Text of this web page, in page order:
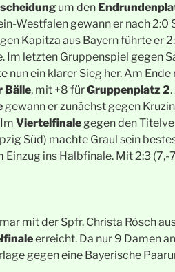
um den
Westfalen gewann er nach 2:0
Kapitza aus Bayern führte er
Im letzten Gruppenspiel gegen
nun ein klarer Sieg her. Am Ende
Bälle, mit +8 fürGruppenplatz 2
gewann er zunächst gegen
Viertelfinalegegen den
Süd) machte Graul sein
Einzug ins Halbfinale. Mit 2:3 (7,-
mit der Spfr. Christa Rösch
erreicht. Da nur 9 Damen
gegen eine Bayerische